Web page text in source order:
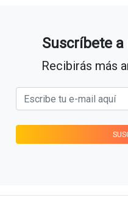
Suscríbete
Recibirás más